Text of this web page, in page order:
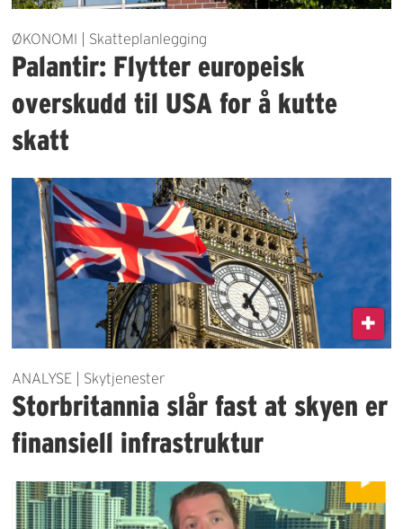
ØKONOMI | Skatteplanlegging
Palantir: Flytter europeisk
overskudd til USA for å kutte
skatt
ANALYSE | Skytjenester
Storbritannia slår fast at skyen er
finansiell infrastruktur